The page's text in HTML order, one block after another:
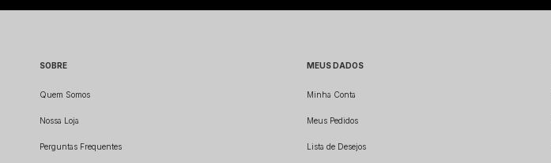
SOBRE
Quem Somos
Nossa Loja
Perguntas Frequentes
MEUS DADOS
Minha Conta
Meus Pedidos
Lista de Desejos